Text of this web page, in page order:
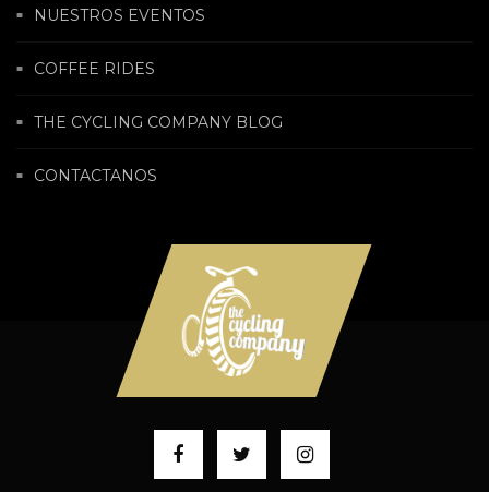
NUESTROS EVENTOS
COFFEE RIDES
THE CYCLING COMPANY BLOG
CONTACTANOS